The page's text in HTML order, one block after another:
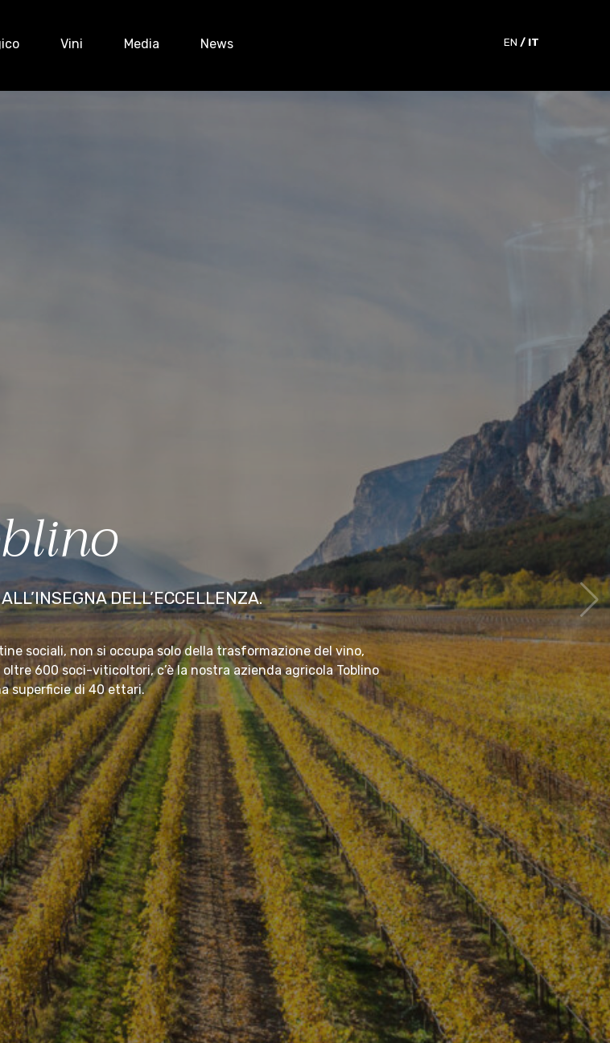
Vini Media News EN IT
DELL’ECCELLENZA.
sociali, non si occupa solo della trasformazione del vino,
600 soci-viticoltori, c’è la nostra azienda agricola Toblino
superficie di 40 ettari.